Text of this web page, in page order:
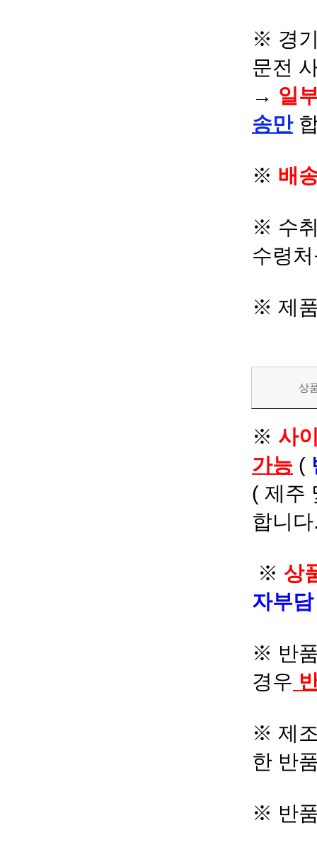
※ 경
문전
→ 일
송만
※ 배
※ 수
수령
※ 제
상
※ 사
가능 (
( 제주
합니
※ 상
자부
※ 반
경우
※ 제
한 반
※ 반